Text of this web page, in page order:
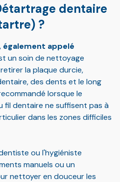
dentaire
?
appelé
un soin de nettoyage
la plaque durcie,
des dents et le long
lorsque le
fil dentaire ne suffisent pas à
dans les zones difficiles
ou l'hygiéniste
manuels ou un
nettoyer en douceur les